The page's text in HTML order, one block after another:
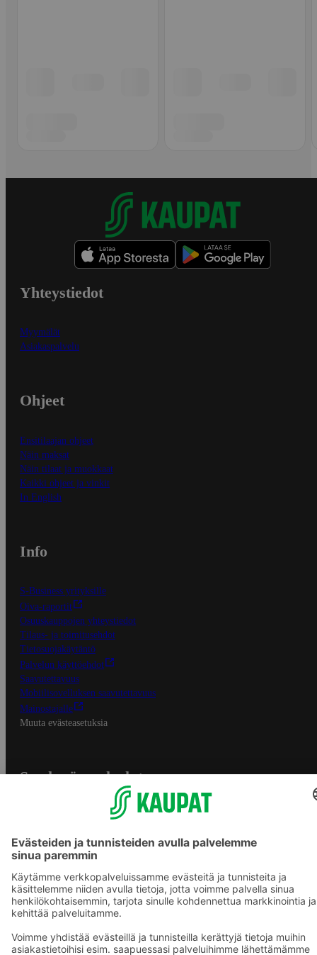
Yhteystiedot
Myymälät
Asiakaspalvelu
Ohjeet
Ensitilaajan ohjeet
Näin maksat
Näin tilaat ja muokkaat
Kaikki ohjeet ja vinkit
In English
Info
S-Business yrityksille
Oiva-raportit
Osuuskauppojen yhteystiedot
Tilaus- ja toimitusehdot
Tietosuojakäytäntö
Palvelun käyttöehdot
Saavutettavuus
Mobiilisovelluksen saavutettavuus
Mainostajalle
Muuta evästeasetuksia
S-ryhmän palvelut
Yhteishyvä Ruoka -sovellus
S-ostoslista -sovellus
Prisma.fi
Sokos.fi
S-Pankki
Sokos Hotels